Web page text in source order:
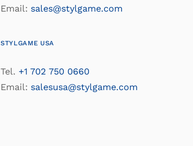
Email: sales@stylgame.com
STYLGAME USA
Tel. +1 702 750 0660
Email: salesusa@stylgame.com